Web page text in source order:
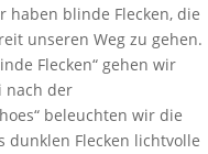
blinde Flecken, die
unseren Weg zu gehen.
Flecken“ gehen wir
nach der
beleuchten wir die
dunklen Flecken lichtvolle